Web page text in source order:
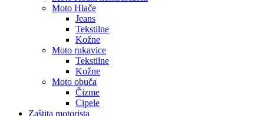
Moto Hlače
Jeans
Tekstilne
Kožne
Moto rukavice
Tekstilne
Kožne
Moto obuča
Čizme
Cipele
Zaštita motorista